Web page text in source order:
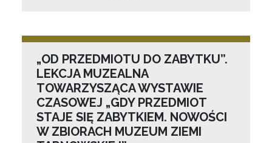
„OD PRZEDMIOTU DO ZABYTKU”.
LEKCJA MUZEALNA
TOWARZYSZĄCA WYSTAWIE
CZASOWEJ „GDY PRZEDMIOT
STAJE SIĘ ZABYTKIEM. NOWOŚCI
W ZBIORACH MUZEUM ZIEMI